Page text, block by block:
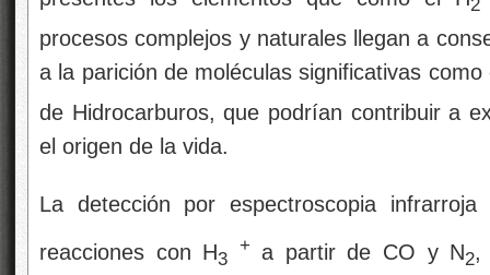
2
procesos complejos y naturales llegan a
a la parición de moléculas significativas como
de Hidrocarburos, que podrían contribuir a
el origen de la vida.
La detección por espectroscopia
reacciones con H3
+ a partir de CO y N2,